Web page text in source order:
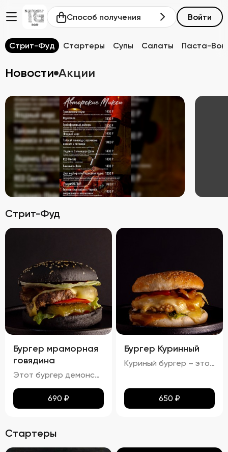
Способ получения Войти
Стрит-Фуд Стартеры Супы Салаты Паста-
Новости Акции
Стрит-Фуд
Бургер мраморная
говядина
Этот бургер демонстрирует идеальное сочетание вкуса и текстуры. Котлета обладает насыщенным вкусом, овощи обеспечивают свежесть и хрусткость, а сыр добавляет сливочную мягкость. Булочка имеет золотистый оттенок и хрустящую корочку, создавая ощущение комфорта и удовольствия. Соусы придают блюду дополнительные оттенки вкуса, а булочка поддерживает баланс между мягкостью и хрусткостью.
690 ₽
Бургер Куринный
Куриный бургер – это воплощение идеального сочетания вкуса и текстуры. Аккуратно уложенные слои создают аппетитный внешний вид, где золотисто-коричневая котлета соседствует с яркими красными помидорами, зелеными огурцами и белым салатом с легкими зеленоватыми оттенками. Булочка имеет привлекательную золотистую корочку, оставаясь мягкой внутри и хрустящей снаружи. Аромат свежего хлеба, курицы и пикантных соусов создает приятный букет, который дополняется сбалансированным вкусом: мягкая куриная котлета, освежающие овощи и насыщенный вкус соусов делают каждый укус незабываемым.
650 ₽
Стартеры